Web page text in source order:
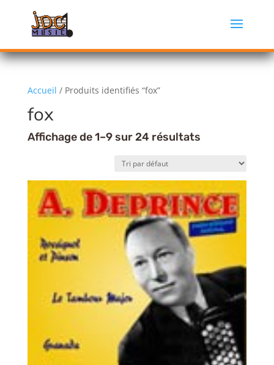
Accueil / Produits identifiés “fox”
fox
Affichage de 1–9 sur 24 résultats